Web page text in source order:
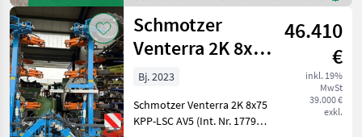
Kombiparallelogram +
Pflege /
Schmotzer
Schmotzer
Venterra 2K 8x75
KPP-LSC AV5
46.410
€
inkl. 19%
MwSt
39.000 €
exkl.
Bj. 2023
Schmotzer Venterra 2K 8x75
KPP-LSC AV5 (Int. Nr. 17792)